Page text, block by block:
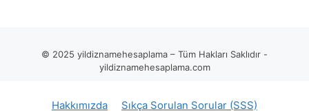
© 2025 yildiznamehesaplama – Tüm Hakları Saklıdır -
yildiznamehesaplama.com
Hakkımızda
Sıkça Sorulan Sorular (SSS)